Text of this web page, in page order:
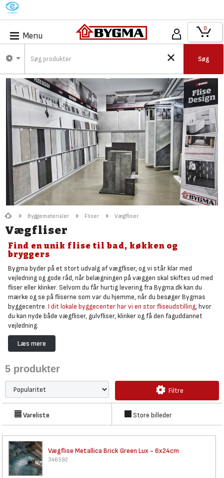
M
Menu
Søg
0
Byggematerialer Fliser Vægfliser
Vægfliser
Find en unik flise til bad, køkken og
bryggers
Bygma byder på et stort udvalg af vægfliser, og vi står klar med
vejledning og gode råd, når belægningen på væggen skal skiftes ud med
fliser eller klinker. Selvom du får hurtig levering fra Bygma.dk kan du
mærke og se på fliserne som var du hjemme, når du besøger Bygmas
byggecentre. I dit lokale byggecenter har vi en stor fliseudstilling, hvor
du kan nyde både vægfliser, gulvfliser, klinker og få den faguddannet
vejledning.
Badeværelsesfliser og vægklinker til fx køkken og badeværelse
Du kan købe vægfliser i mange forskellige farver, størrelser og stilarter,
høje kvalitet sikrer at duf får et slidstærkt og praktisk resultat, når du
murerartikler finder du fliseklæb og lim
ligesom du underindendørs
maling finder vådrumsmaling, så du kommer godt i gang med arbejdet.
Læs mere
5 produkter
Filtre
Vareliste Store billeder
Vægflise Metallica Brick Green Lux - 6x24cm
346592